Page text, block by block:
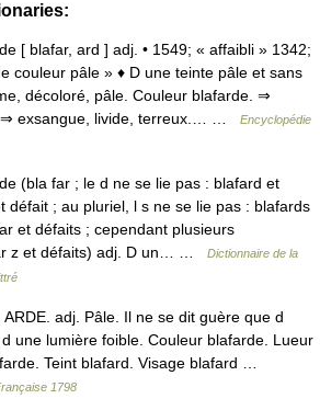
[ blafar, ard ] adj. • 1549; « affaibli » 1342;
couleur pâle » ♦ D une teinte pâle et sans
décoloré, pâle. Couleur blafarde. ⇒
⇒ exsangue, livide, terreux.… …
Encyclopédie
(bla far ; le d ne se lie pas : blafard et
défait ; au pluriel, l s ne se lie pas : blafards
et défaits ; cependant plusieurs
z et défaits) adj. D un… …
Dictionnaire de la
adj. Pâle. Il ne se dit guère que d
une lumière foible. Couleur blafarde. Lueur
Teint blafard. Visage blafard …
1798